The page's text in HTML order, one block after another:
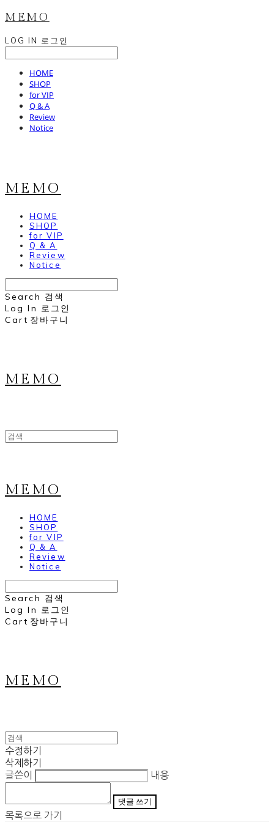
MEMO
LOG IN 로그인
HOME
SHOP
for VIP
Q & A
Review
Notice
MEMO
HOME
SHOP
for VIP
Q & A
Review
Notice
Search 검색
Log In 로그인
Cart 장바구니
MEMO
MEMO
HOME
SHOP
for VIP
Q & A
Review
Notice
Search 검색
Log In 로그인
Cart 장바구니
MEMO
수정하기
삭제하기
글쓴이
내용
댓글 쓰기
목록으로 가기